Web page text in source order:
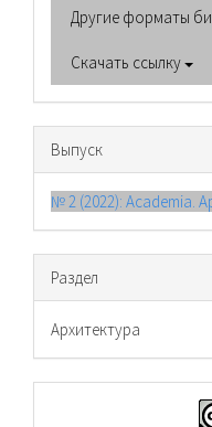
Другие форматы
Скачать ссылку
Выпуск
№ 2 (2022): Academia.
Раздел
Архитектура